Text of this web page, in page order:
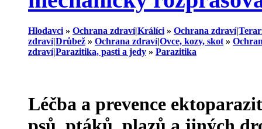
Hlodavci » Ochrana zdraví|Králíci » Ochrana zdraví|
zdraví|Drůbež » Ochrana zdraví|Ovce, kozy, skot »
zdraví|Parazitika, pasti a jedy » Parazitika
Léčba a prevence